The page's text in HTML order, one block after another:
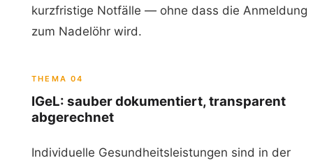
kurzfristige Notfälle — ohne dass die Anmeldung
zum Nadelöhr wird.
THEMA 04
IGeL: sauber dokumentiert, transparent
abgerechnet
Individuelle Gesundheitsleistungen sind in der